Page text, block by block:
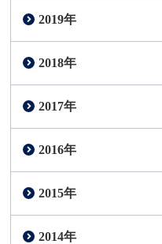
2019年
2018年
2017年
2016年
2015年
2014年